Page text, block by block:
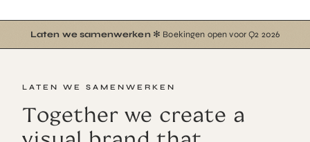
Laten we samenwerken ✻ Boekingen open voor Q2 2026
LATEN WE SAMENWERKEN
Together we create a